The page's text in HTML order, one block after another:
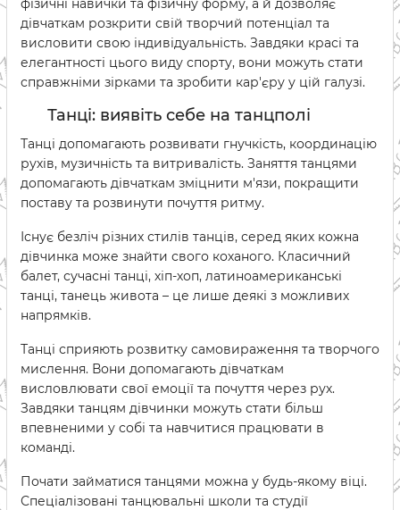
фізичні навички та фізичну форму, а й дозволяє
дівчаткам розкрити свій творчий потенціал та
висловити свою індивідуальність. Завдяки красі та
елегантності цього виду спорту, вони можуть стати
справжніми зірками та зробити кар'єру у цій галузі.
Танці: виявіть себе на танцполі
Танці допомагають розвивати гнучкість, координацію
рухів, музичність та витривалість. Заняття танцями
допомагають дівчаткам зміцнити м'язи, покращити
поставу та розвинути почуття ритму.
Існує безліч різних стилів танців, серед яких кожна
дівчинка може знайти свого коханого. Класичний
балет, сучасні танці, хіп-хоп, латиноамериканські
танці, танець живота – це лише деякі з можливих
напрямків.
Танці сприяють розвитку самовираження та творчого
мислення. Вони допомагають дівчаткам
висловлювати свої емоції та почуття через рух.
Завдяки танцям дівчинки можуть стати більш
впевненими у собі та навчитися працювати в
команді.
Почати займатися танцями можна у будь-якому віці.
Спеціалізовані танцювальні школи та студії